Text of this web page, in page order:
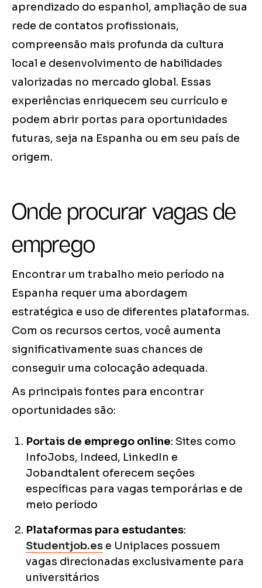
aprendizado do espanhol, ampliação de sua
rede de contatos profissionais,
compreensão mais profunda da cultura
local e desenvolvimento de habilidades
valorizadas no mercado global. Essas
experiências enriquecem seu currículo e
podem abrir portas para oportunidades
futuras, seja na Espanha ou em seu país de
origem.
Onde procurar vagas de
emprego
Encontrar um trabalho meio período na
Espanha requer uma abordagem
estratégica e uso de diferentes plataformas.
Com os recursos certos, você aumenta
significativamente suas chances de
conseguir uma colocação adequada.
As principais fontes para encontrar
oportunidades são:
Portais de emprego online: Sites como
InfoJobs, Indeed, LinkedIn e
Jobandtalent oferecem seções
específicas para vagas temporárias e de
meio período
Plataformas para estudantes:
Studentjob.es e Uniplaces possuem
vagas direcionadas exclusivamente para
universitários